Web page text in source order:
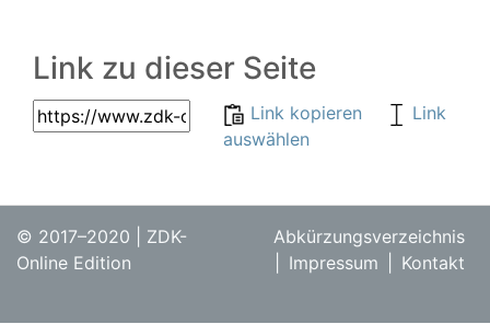
Link zu dieser Seite
Link kopieren
Link
auswählen
© 2017–2020 | ZDK-
Online Edition
Abkürzungsverzeichnis
Impressum Kontakt